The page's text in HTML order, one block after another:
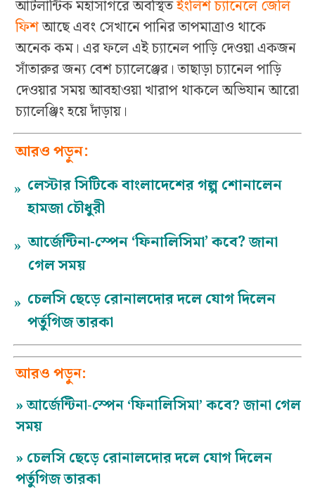
আটলান্টিক মহাসাগরে অবস্থিতইংলিশ চ্যানেলে জেলি
ফিশআছে এবং সেখানে পানির তাপমাত্রাও থাকে
অনেক কম। এর ফলে এই চ্যানেল পাড়ি দেওয়া একজন
সাঁতারুর জন্য বেশ চ্যালেঞ্জের। তাছাড়া চ্যানেল পাড়ি
দেওয়ার সময় আবহাওয়া খারাপ থাকলে অভিযান আরো
চ্যালেঞ্জিং হয়ে দাঁড়ায়।
আরও পড়ুন:
» লেস্টার সিটিকে বাংলাদেশের গল্প শোনালেন
হামজা চৌধুরী
» আর্জেন্টিনা-স্পেন ‘ফিনালিসিমা’ কবে? জানা
গেল সময়
» চেলসি ছেড়ে রোনালদোর দলে যোগ দিলেন
পর্তুগিজ তারকা
আরও পড়ুন:
»আর্জেন্টিনা-স্পেন ‘ফিনালিসিমা’ কবে? জানা গেল
সময়
» চেলসি ছেড়ে রোনালদোর দলে যোগ দিলেন
পর্তুগিজ তারকা